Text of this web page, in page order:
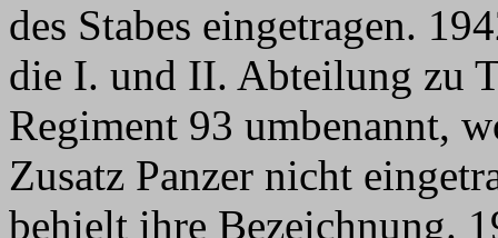
des Stabes eingetragen.
die I. und II. Abteilung zu
Regiment 93 umbenannt,
Zusatz Panzer nicht
behielt ihre Bezeichnung.